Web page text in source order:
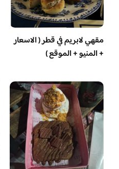
مقهي لابريم في قطر ( الاسعار
+ المنيو + الموقع )